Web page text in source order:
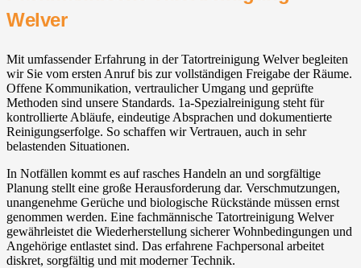
Welver
Mit umfassender Erfahrung in der Tatortreinigung Welver begleiten
wir Sie vom ersten Anruf bis zur vollständigen Freigabe der Räume.
Offene Kommunikation, vertraulicher Umgang und geprüfte
Methoden sind unsere Standards. 1a-Spezialreinigung steht für
kontrollierte Abläufe, eindeutige Absprachen und dokumentierte
Reinigungserfolge. So schaffen wir Vertrauen, auch in sehr
belastenden Situationen.
In Notfällen kommt es auf rasches Handeln an und sorgfältige
Planung stellt eine große Herausforderung dar. Verschmutzungen,
unangenehme Gerüche und biologische Rückstände müssen ernst
genommen werden. Eine fachmännische Tatortreinigung Welver
gewährleistet die Wiederherstellung sicherer Wohnbedingungen und
Angehörige entlastet sind. Das erfahrene Fachpersonal arbeitet
diskret, sorgfältig und mit moderner Technik.